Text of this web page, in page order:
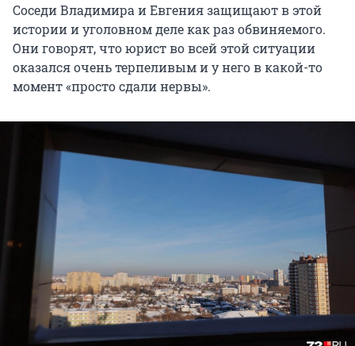
Соседи Владимира и Евгения защищают в этой
истории и уголовном деле как раз обвиняемого.
Они говорят, что юрист во всей этой ситуации
оказался очень терпеливым и у него в какой-то
момент «просто сдали нервы».